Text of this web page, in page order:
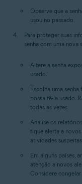
Observe que a
usou no passado.
Para proteger suas
senha com uma nova
Altere a senha
usado.
Escolha uma
possa tê-la usado.
todas as vezes.
Analise os
fique alerta a
atividades
Em alguns países,
atenção a novos
Considere